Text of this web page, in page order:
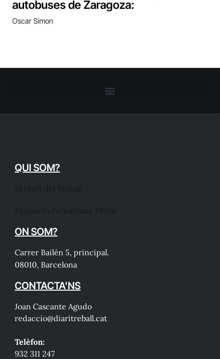
autobuses de Zaragoza:
Oscar Simon
QUI SOM?
ON SOM?
Carrer Bailén 5, principal.
08010, Barcelona
CONTACTA'NS
Joan Cascante Agudo
redaccio@diaritreball.cat
Telèfon:
932 311 247